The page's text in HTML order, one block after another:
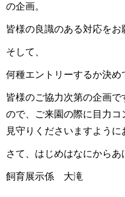
の企画。
皆様の良識のある対応をお
そして、
何種エントリーするか決め
皆様のご協力次第の企画
ので、ご来園の際に目力
見守りくださいますように
さて、はじめはなにからあ
飼育展示係 大滝